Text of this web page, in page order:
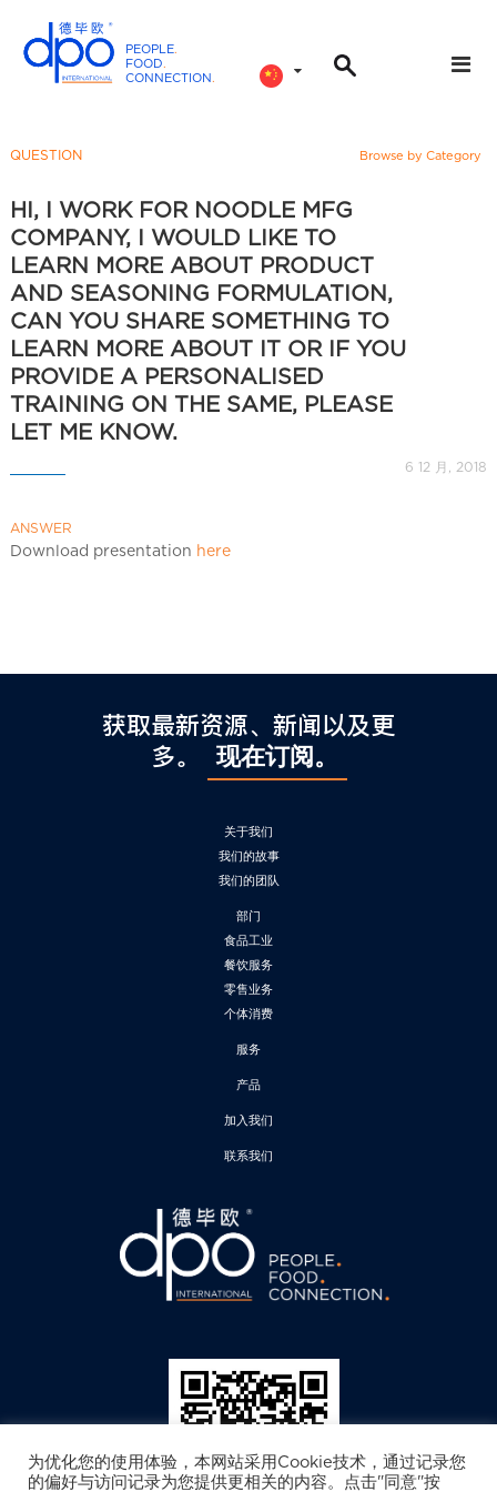
PEOPLE.
FOOD.
CONNECTION.
n
t
e
r
n
a
t
i
o
n
h
QUESTION Browse by Category
HI, I WORK FOR NOODLE MFG
COMPANY, I WOULD LIKE TO
LEARN MORE ABOUT PRODUCT
AND SEASONING FORMULATION,
CAN YOU SHARE SOMETHING TO
LEARN MORE ABOUT IT OR IF YOU
PROVIDE A PERSONALISED
TRAINING ON THE SAME, PLEASE
LET ME KNOW.
6 12 月, 2018
ANSWER
Download presentation here
获取最新资源、新闻以及更
多。
现在订阅。
关于我们
我们的故事
我们的团队
部门
食品工业
餐饮服务
零售业务
个体消费
服务
产品
加入我们
联系我们
为优化您的使用体验，本网站采用Cookie技术，通过记录您
的偏好与访问记录为您提供更相关的内容。点击"同意"按